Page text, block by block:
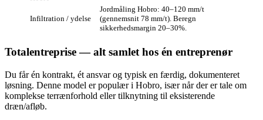
Infiltration / ydelse
Jordmåling Hobro: 40–120 mm/t
(gennemsnit 78 mm/t). Beregn
sikkerhedsmargin 20–30%.
Totalentreprise — alt samlet hos én entreprenør
Du får én kontrakt, ét ansvar og typisk en færdig, dokumenteret
løsning. Denne model er populær i Hobro, især når der er tale om
komplekse terrænforhold eller tilknytning til eksisterende
dræn/afløb.